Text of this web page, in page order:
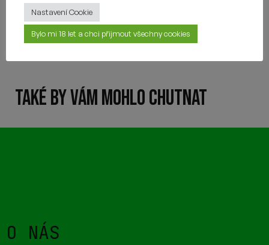
SLOŽENÍ
DALŠÍ INFORMACE
TAKÉ BY VÁM MOHLO CHUTNAT
O NÁS
Nastavení Cookie
Bylo mi 18 let a chci přijmout všechny cookies